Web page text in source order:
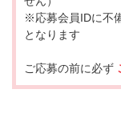
※応募会員IDに不
となります
ご応募の前に必ず